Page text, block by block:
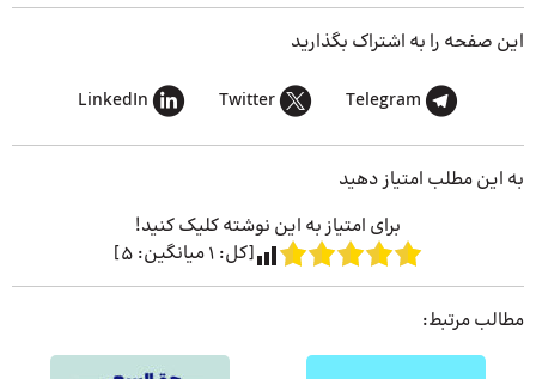
این صفحه را به اشتراک بگذارید
Telegram
Twitter
LinkedIn
به این مطلب امتیاز دهید
برای امتیاز به این نوشته کلیک کنید!
[کل: 1میانگین: 5
]
مطالب مرتبط: